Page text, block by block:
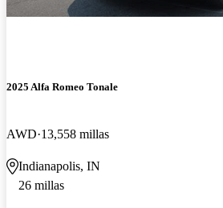
2025 Alfa Romeo Tonale
AWD 13,558 millas
Indianapolis, IN
26 millas